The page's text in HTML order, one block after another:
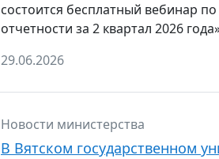
состоится бесплатный вебинар
отчетности за 2 квартал 2026
29.06.2026
Новости министерства
В Вятском государственном